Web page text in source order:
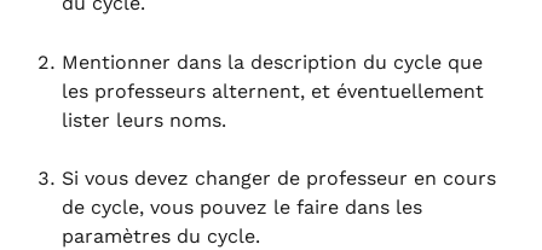
Mentionner dans la description du cycle que
les professeurs alternent, et éventuellement
lister leurs noms.
Si vous devez changer de professeur en cours
de cycle, vous pouvez le faire dans les
paramètres du cycle.